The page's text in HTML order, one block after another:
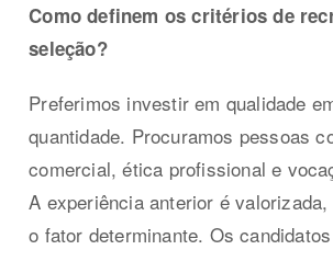
Como definem os critérios de
seleção?
Preferimos investir em qualidade
quantidade. Procuramos pessoas
comercial, ética profissional e
A experiência anterior é
o fator determinante. Os